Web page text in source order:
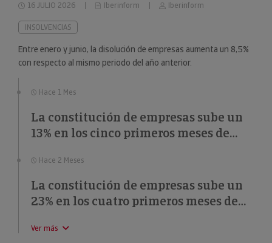
16 JULIO 2026 Iberinform Iberinform
INSOLVENCIAS
Entre enero y junio, la disolución de empresas aumenta un 8,5%
con respecto al mismo periodo del año anterior.
Hace 1 Mes
La constitución de empresas sube un
13% en los cinco primeros meses de
Hace 2 Meses
La constitución de empresas sube un
23% en los cuatro primeros meses de
Ver más